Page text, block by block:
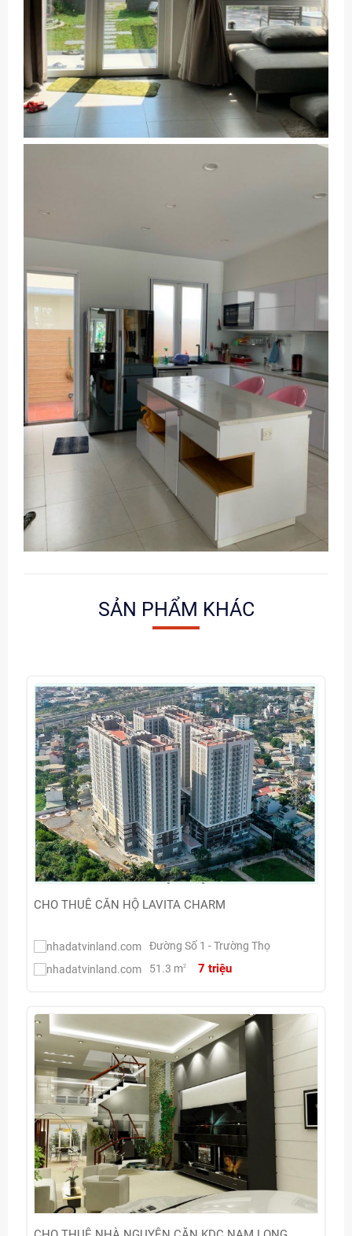
SẢN PHẨM KHÁC
CHO THUÊ CĂN HỘ LAVITA CHARM
Đường Số 1 - Trường Thọ
51.3 m2 7 triệu